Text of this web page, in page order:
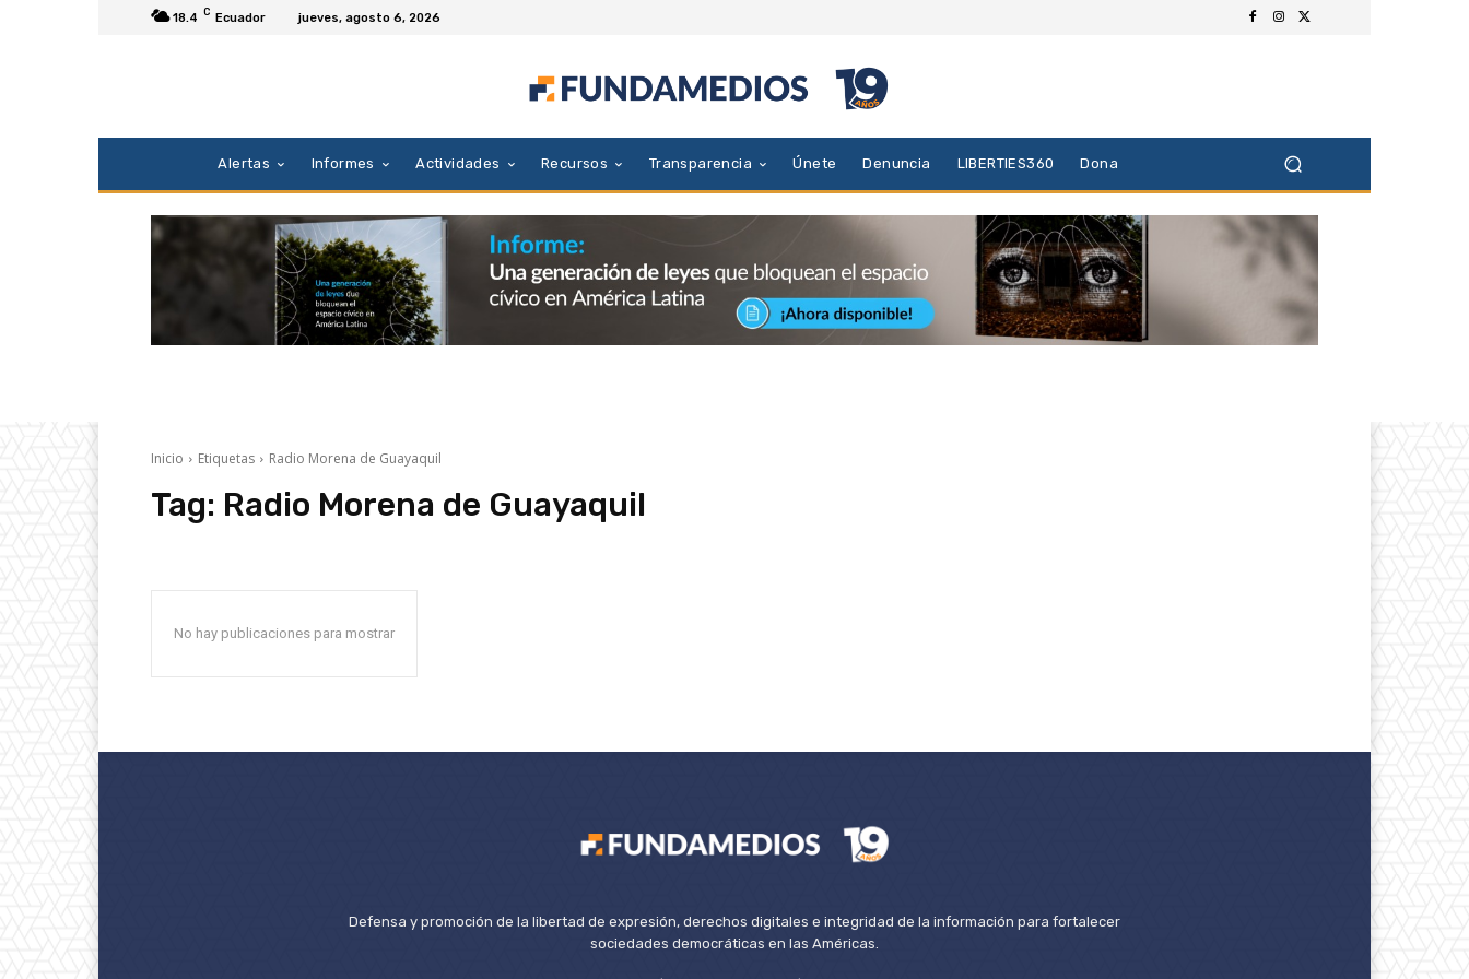
18.4 C Ecuador jueves, agosto 6, 2026
Alertas Informes Actividades Recursos Transparencia Únete Denuncia LIBERTIES360 Dona
Inicio Etiquetas Radio Morena de Guayaquil
Tag: Radio Morena de Guayaquil
No hay publicaciones para mostrar
Defensa y promoción de la libertad de expresión, derechos digitales e integridad de la información para fortalecer
sociedades democráticas en las Américas.